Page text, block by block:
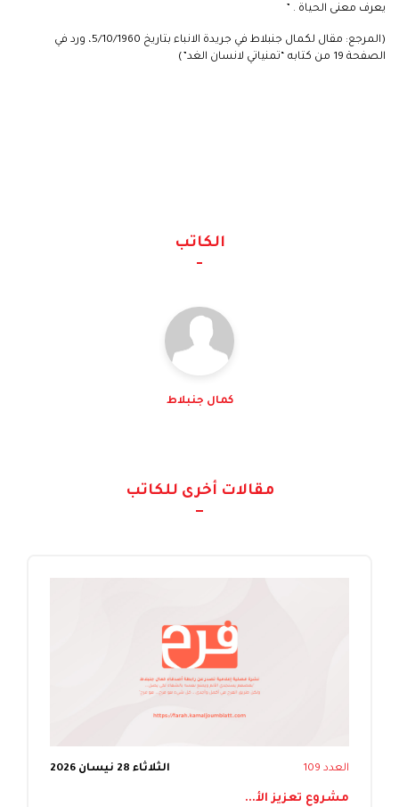
يعرف معنى الحياة . ”
(المرجع: مقال لكمال جنبلاط في جريدة الانباء بتاريخ 5/10/1960، ورد في
الصفحة 19 من كتابه “تمنياتي لانسان الغد”)
الكاتب
كمال جنبلاط
مقالات أخرى للكاتب
العدد 109 الثلاثاء 28 نيسان 2026
مشروع تعزيز الأ...